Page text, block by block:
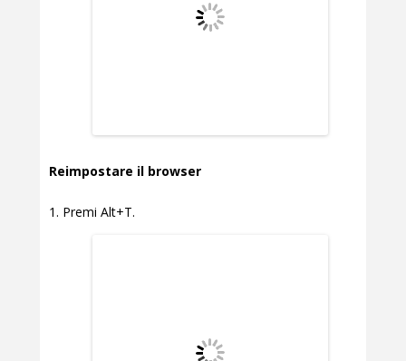
Reimpostare il browser
Premi Alt+T.